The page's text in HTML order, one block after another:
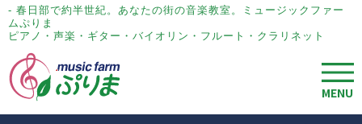
- 春日部で約半世紀。あなたの街の音楽教室。ミュージックファー
ムぷりま
ピアノ・声楽・ギター・バイオリン・フルート・クラリネット
MENU